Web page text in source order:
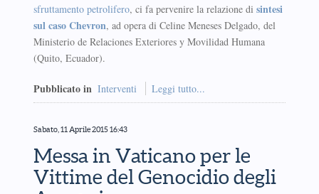
sfruttamento petrolifero, ci fa pervenire la relazione di sintesi
sul caso Chevron, ad opera di Celine Meneses Delgado, del
Ministerio de Relaciones Exteriores y Movilidad Humana
(Quito, Ecuador).
Pubblicato in Interventi Leggi tutto...
Sabato, 11 Aprile 2015 16:43
Messa in Vaticano per le
Vittime del Genocidio degli